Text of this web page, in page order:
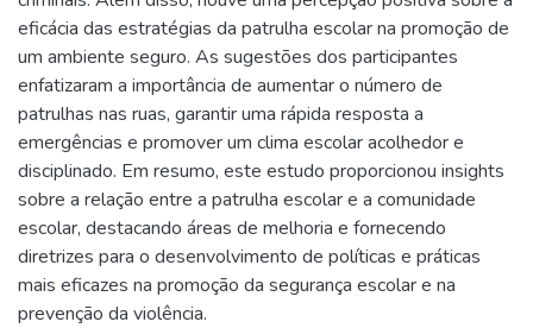
eficácia das estratégias da patrulha escolar na promoção de
um ambiente seguro. As sugestões dos participantes
enfatizaram a importância de aumentar o número de
patrulhas nas ruas, garantir uma rápida resposta a
emergências e promover um clima escolar acolhedor e
disciplinado. Em resumo, este estudo proporcionou insights
sobre a relação entre a patrulha escolar e a comunidade
escolar, destacando áreas de melhoria e fornecendo
diretrizes para o desenvolvimento de políticas e práticas
mais eficazes na promoção da segurança escolar e na
prevenção da violência.